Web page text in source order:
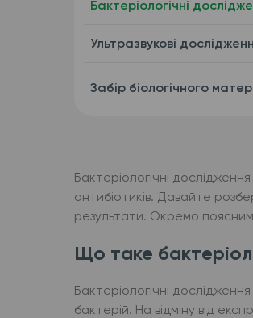
Бактеріологічні
Ультразвукові
Забір біологічного
Бактеріологічні
антибіотиків. Давайте
результати. Окремо
Що таке
Бактеріологічні
бактерій. На відміну від